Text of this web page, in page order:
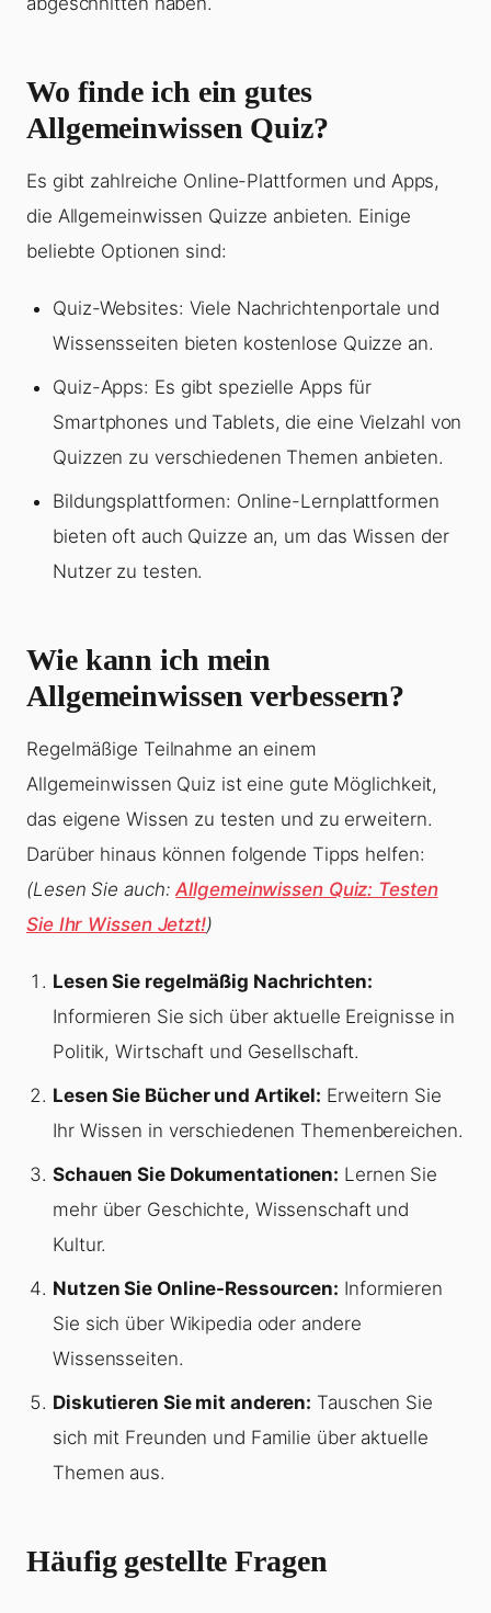
Wo finde ich ein gutes
Allgemeinwissen Quiz?
Es gibt zahlreiche Online-Plattformen und Apps,
die Allgemeinwissen Quizze anbieten. Einige
beliebte Optionen sind:
Quiz-Websites: Viele Nachrichtenportale und
Wissensseiten bieten kostenlose Quizze an.
Quiz-Apps: Es gibt spezielle Apps für
Smartphones und Tablets, die eine Vielzahl von
Quizzen zu verschiedenen Themen anbieten.
Bildungsplattformen: Online-Lernplattformen
bieten oft auch Quizze an, um das Wissen der
Nutzer zu testen.
Wie kann ich mein
Allgemeinwissen verbessern?
Regelmäßige Teilnahme an einem
Allgemeinwissen Quiz ist eine gute Möglichkeit,
das eigene Wissen zu testen und zu erweitern.
Darüber hinaus können folgende Tipps helfen:
(Lesen Sie auch:Allgemeinwissen Quiz: Testen
Sie Ihr Wissen Jetzt!)
Lesen Sie regelmäßig Nachrichten:
Informieren Sie sich über aktuelle Ereignisse in
Politik, Wirtschaft und Gesellschaft.
Lesen Sie Bücher und Artikel: Erweitern Sie
Ihr Wissen in verschiedenen Themenbereichen.
Schauen Sie Dokumentationen: Lernen Sie
mehr über Geschichte, Wissenschaft und
Kultur.
Nutzen Sie Online-Ressourcen: Informieren
Sie sich über Wikipedia oder andere
Wissensseiten.
Diskutieren Sie mit anderen: Tauschen Sie
sich mit Freunden und Familie über aktuelle
Themen aus.
Häufig gestellte Fragen